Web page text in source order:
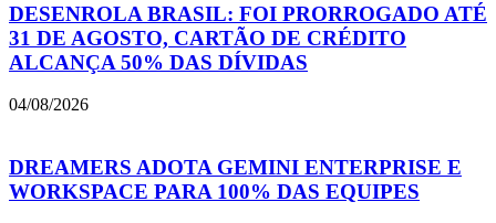
DESENROLA BRASIL: FOI PRORROGADO ATÉ
31 DE AGOSTO, CARTÃO DE CRÉDITO
ALCANÇA 50% DAS DÍVIDAS
04/08/2026
DREAMERS ADOTA GEMINI ENTERPRISE E
WORKSPACE PARA 100% DAS EQUIPES